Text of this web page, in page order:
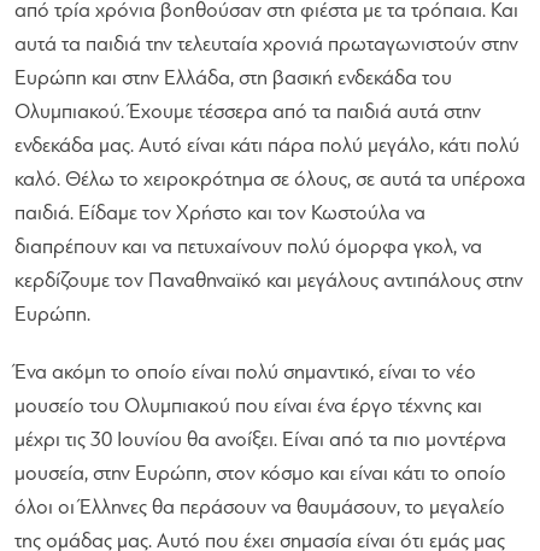
από τρία χρόνια βοηθούσαν στη φιέστα με τα τρόπαια. Και
αυτά τα παιδιά την τελευταία χρονιά πρωταγωνιστούν στην
Ευρώπη και στην Ελλάδα, στη βασική ενδεκάδα του
Ολυμπιακού. Έχουμε τέσσερα από τα παιδιά αυτά στην
ενδεκάδα μας. Αυτό είναι κάτι πάρα πολύ μεγάλο, κάτι πολύ
καλό. Θέλω το χειροκρότημα σε όλους, σε αυτά τα υπέροχα
παιδιά. Είδαμε τον Χρήστο και τον Κωστούλα να
διαπρέπουν και να πετυχαίνουν πολύ όμορφα γκολ, να
κερδίζουμε τον Παναθηναϊκό και μεγάλους αντιπάλους στην
Ευρώπη.
Ένα ακόμη το οποίο είναι πολύ σημαντικό, είναι το νέο
μουσείο του Ολυμπιακού που είναι ένα έργο τέχνης και
μέχρι τις 30 Ιουνίου θα ανοίξει. Είναι από τα πιο μοντέρνα
μουσεία, στην Ευρώπη, στον κόσμο και είναι κάτι το οποίο
όλοι οι Έλληνες θα περάσουν να θαυμάσουν, το μεγαλείο
της ομάδας μας. Αυτό που έχει σημασία είναι ότι εμάς μας